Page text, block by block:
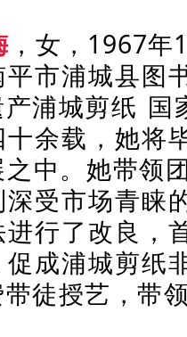
，女，1967
市浦城县图
产浦城剪纸 国
余载，她将
中。她带领
深受市场青睐
行了改良，
成浦城剪纸
徒授艺，带